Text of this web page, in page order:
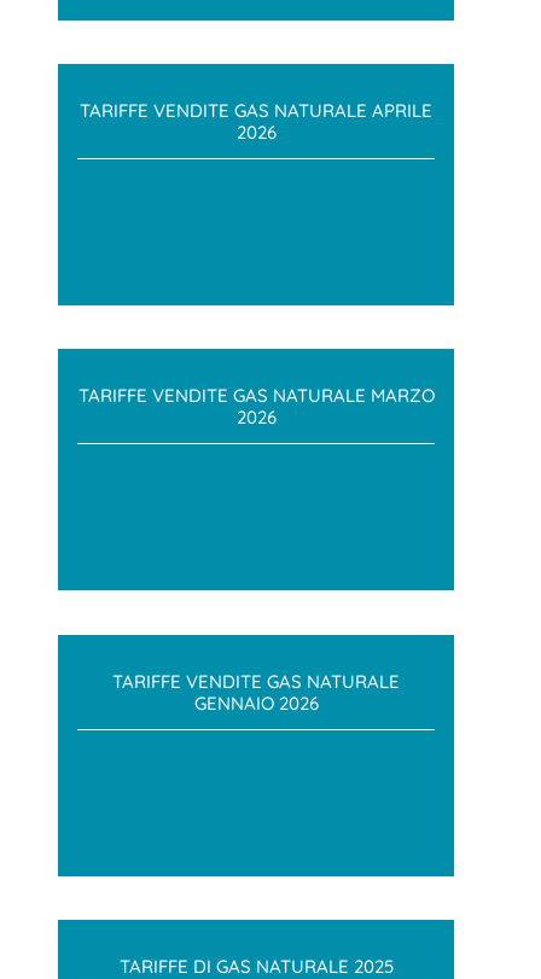
TARIFFE VENDITE GAS NATURALE APRILE
2026
TARIFFE VENDITE GAS NATURALE MARZO
2026
TARIFFE VENDITE GAS NATURALE
GENNAIO 2026
TARIFFE DI GAS NATURALE 2025